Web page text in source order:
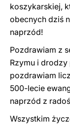
koszykarskiej,
obecnych dziś
naprzód!
Pozdrawiam z
Rzymu i
pozdrawiam
500-lecie
naprzód z
Wszystkim